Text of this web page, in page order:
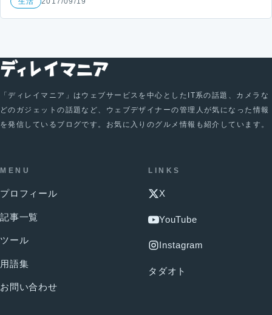
「ディレイマニア」はウェブサービスを中心としたIT系の話題、カメラな
どのガジェットの話題など、ウェブデザイナーの管理人が気になった情報
を発信しているブログです。お気に入りのグルメ情報も紹介しています。
MENU
プロフィール
記事一覧
ツール
用語集
お問い合わせ
LINKS
X
YouTube
Instagram
タダオト